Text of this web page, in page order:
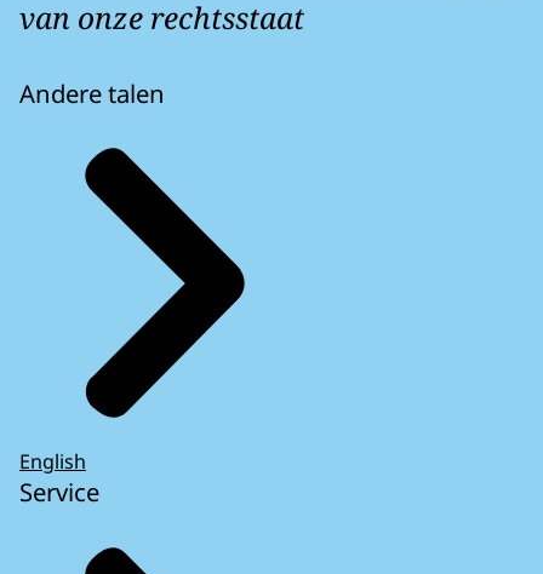
van onze rechtsstaat
Andere talen
English
Service